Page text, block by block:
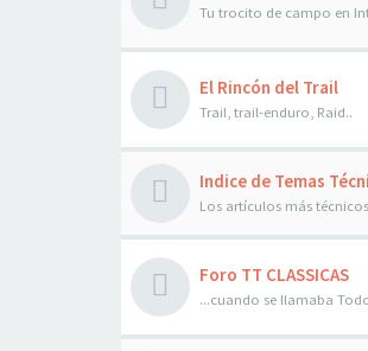
Tu trocito de campo en
El Rincón del Trail
Trail, trail-enduro, Raid..
Indice de Temas
Los artículos más
Foro TT CLASSICAS
...cuando se llamaba